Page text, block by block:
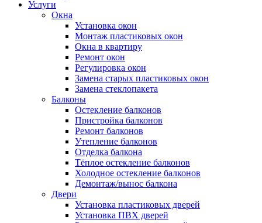
Услуги
Окна
Установка окон
Монтаж пластиковых окон
Окна в квартиру
Ремонт окон
Регулировка окон
Замена старых пластиковых окон
Замена стеклопакета
Балконы
Остекление балконов
Пристройка балконов
Ремонт балконов
Утепление балконов
Отделка балкона
Тёплое остекление балконов
Холодное остекление балконов
Демонтаж/вынос балкона
Двери
Установка пластиковых дверей
Установка ПВХ дверей